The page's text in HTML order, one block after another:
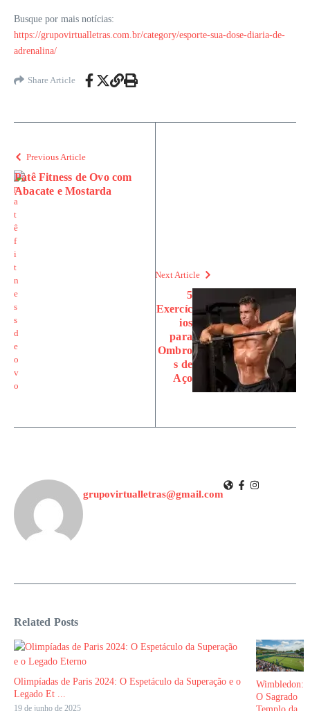
Busque por mais notícias:
https://grupovirtualletras.com.br/category/esporte-sua-dose-diaria-de-
adrenalina/
Share Article
Previous Article
Patê Fitness de Ovo com
Abacate e Mostarda
Next Article
5
Exercíc
ios
para
Ombro
s de
Aço
grupovirtualletras@gmail.com
Related Posts
Olimpíadas de Paris 2024: O Espetáculo da Superação e o
Legado Et ...
19 de junho de 2025
Wimbledon:
O Sagrado